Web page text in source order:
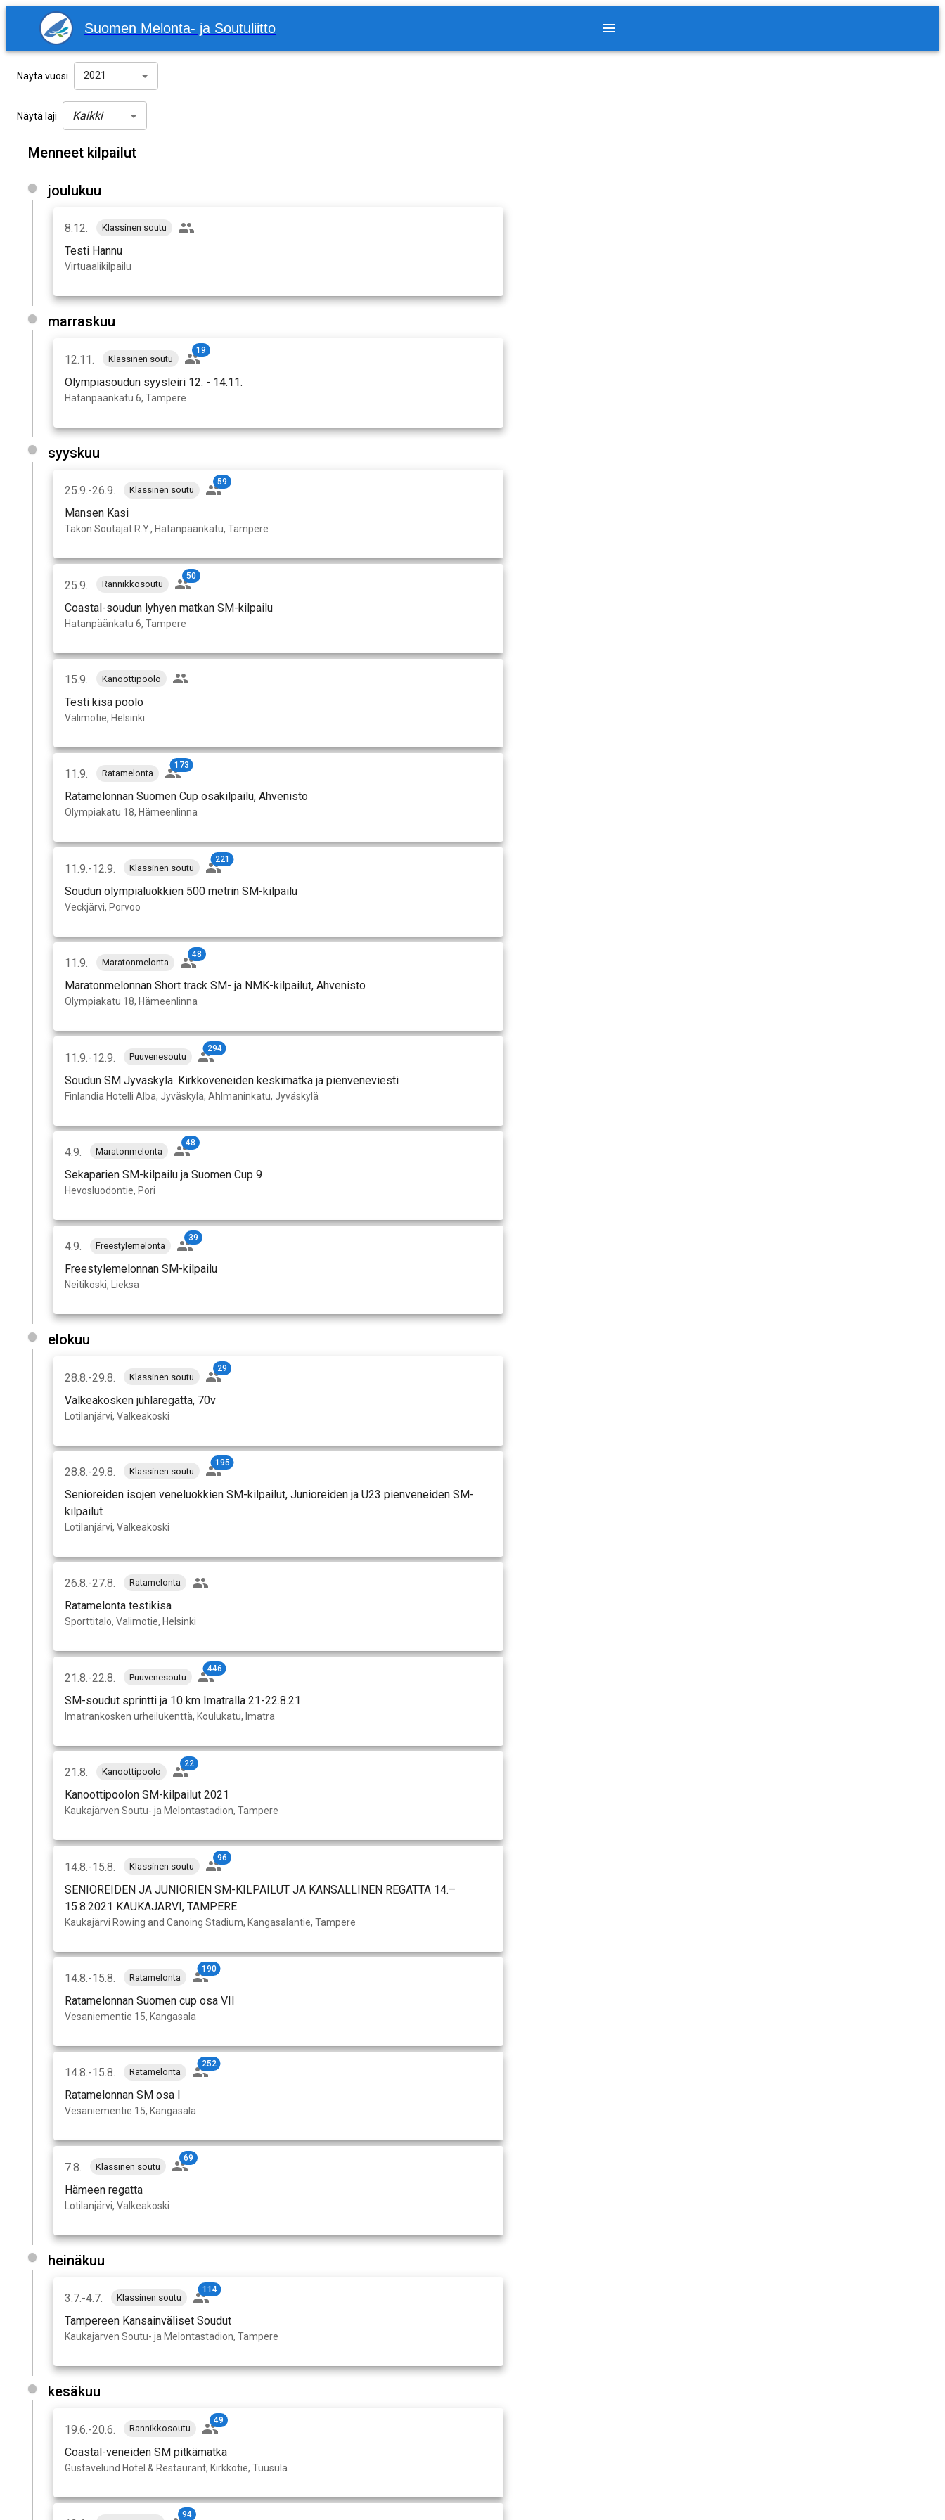
Suomen Melonta- ja Soutuliitto
Näytä vuosi 2021
Näytä laji Kaikki
Menneet kilpailut
joulukuu
8.12. Klassinen soutu
Testi Hannu
Virtuaalikilpailu
marraskuu
12.11. Klassinen soutu
19
Olympiasoudun syysleiri 12. - 14.11.
Hatanpäänkatu 6, Tampere
syyskuu
25.9.-26.9. Klassinen soutu
59
Mansen Kasi
Takon Soutajat R.Y., Hatanpäänkatu, Tampere
25.9. Rannikkosoutu
50
Coastal-soudun lyhyen matkan SM-kilpailu
Hatanpäänkatu 6, Tampere
15.9. Kanoottipoolo
Testi kisa poolo
Valimotie, Helsinki
11.9. Ratamelonta
173
Ratamelonnan Suomen Cup osakilpailu, Ahvenisto
Olympiakatu 18, Hämeenlinna
11.9.-12.9. Klassinen soutu
221
Soudun olympialuokkien 500 metrin SM-kilpailu
Veckjärvi, Porvoo
11.9. Maratonmelonta
48
Maratonmelonnan Short track SM- ja NMK-kilpailut, Ahvenisto
Olympiakatu 18, Hämeenlinna
11.9.-12.9. Puuvenesoutu
294
Soudun SM Jyväskylä. Kirkkoveneiden keskimatka ja pienveneviesti
Finlandia Hotelli Alba, Jyväskylä, Ahlmaninkatu, Jyväskylä
4.9. Maratonmelonta
48
Sekaparien SM-kilpailu ja Suomen Cup 9
Hevosluodontie, Pori
4.9. Freestylemelonta
39
Freestylemelonnan SM-kilpailu
Neitikoski, Lieksa
elokuu
28.8.-29.8. Klassinen soutu
29
Valkeakosken juhlaregatta, 70v
Lotilanjärvi, Valkeakoski
28.8.-29.8. Klassinen soutu
195
Senioreiden isojen veneluokkien SM-kilpailut, Junioreiden ja U23 pienveneiden SM-
kilpailut
Lotilanjärvi, Valkeakoski
26.8.-27.8. Ratamelonta
Ratamelonta testikisa
Sporttitalo, Valimotie, Helsinki
21.8.-22.8. Puuvenesoutu
446
SM-soudut sprintti ja 10 km Imatralla 21-22.8.21
Imatrankosken urheilukenttä, Koulukatu, Imatra
21.8. Kanoottipoolo
22
Kanoottipoolon SM-kilpailut 2021
Kaukajärven Soutu- ja Melontastadion, Tampere
14.8.-15.8. Klassinen soutu
96
SENIOREIDEN JA JUNIORIEN SM-KILPAILUT JA KANSALLINEN REGATTA 14.–
15.8.2021 KAUKAJÄRVI, TAMPERE
Kaukajärvi Rowing and Canoing Stadium, Kangasalantie, Tampere
14.8.-15.8. Ratamelonta
190
Ratamelonnan Suomen cup osa VII
Vesaniementie 15, Kangasala
14.8.-15.8. Ratamelonta
252
Ratamelonnan SM osa I
Vesaniementie 15, Kangasala
7.8. Klassinen soutu
69
Hämeen regatta
Lotilanjärvi, Valkeakoski
heinäkuu
3.7.-4.7. Klassinen soutu
114
Tampereen Kansainväliset Soudut
Kaukajärven Soutu- ja Melontastadion, Tampere
kesäkuu
19.6.-20.6. Rannikkosoutu
49
Coastal-veneiden SM pitkämatka
Gustavelund Hotel & Restaurant, Kirkkotie, Tuusula
94